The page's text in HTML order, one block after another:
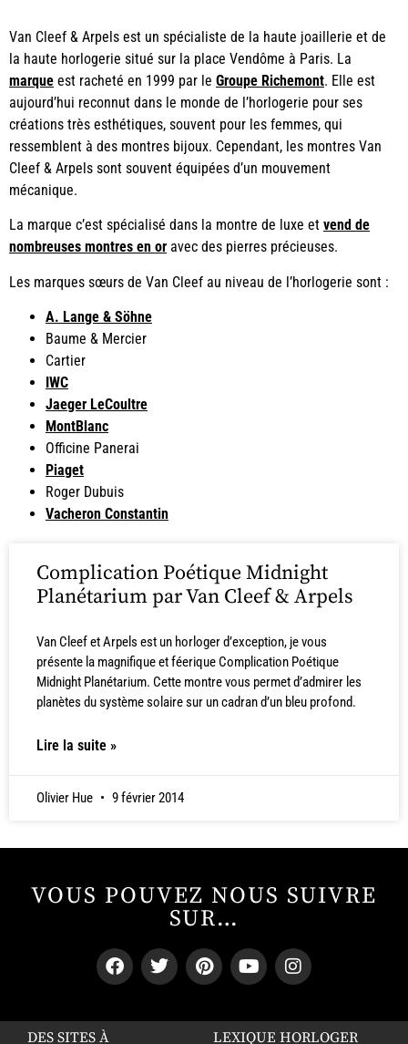
Van Cleef & Arpels est un spécialiste de la haute joaillerie et de
la haute horlogerie situé sur la place Vendôme à Paris. La
marque est racheté en 1999 par le Groupe Richemont. Elle est
aujourd’hui reconnut dans le monde de l’horlogerie pour ses
créations très esthétiques, souvent pour les femmes, qui
ressemblent à des montres bijoux. Cependant, les montres Van
Cleef & Arpels sont souvent équipées d’un mouvement
mécanique.
La marque c’est spécialisé dans la montre de luxe et vend de
nombreuses montres en or avec des pierres précieuses.
Les marques sœurs de Van Cleef au niveau de l’horlogerie sont :
A. Lange & Söhne
Baume & Mercier
Cartier
IWC
Jaeger LeCoultre
MontBlanc
Officine Panerai
Piaget
Roger Dubuis
Vacheron Constantin
Complication Poétique Midnight
Planétarium par Van Cleef & Arpels
Van Cleef et Arpels est un horloger d’exception, je vous
présente la magnifique et féerique Complication Poétique
Midnight Planétarium. Cette montre vous permet d’admirer les
planètes du système solaire sur un cadran d’un bleu profond.
Lire la suite »
Olivier Hue 9 février 2014
VOUS POUVEZ NOUS SUIVRE
SUR…
DES SITES À
LEXIQUE HORLOGER